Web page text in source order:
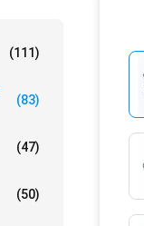
(111)
(83)
(47)
(50)